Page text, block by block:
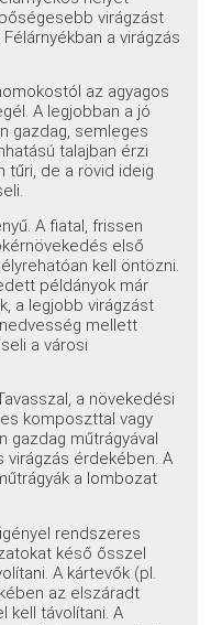
virágzást
a virágzás
az agyagos
A legjobban a jó
gazdag, semleges
talajban érzi
tűri, de a rövid ideig
A fiatal, frissen
első
kell öntözni.
példányok már
a legjobb virágzást
mellett
a városi
a növekedési
komposzttal vagy
gazdag műtrágyával
érdekében. A
a lombozat
rendszeres
késő ősszel
A kártevők (pl.
az elszáradt
kell távolítani. A